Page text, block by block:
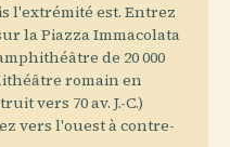
l'extrémité est. Entrez
la Piazza Immacolata
de 20 000
romain en
vers 70 av. J.-C.)
vers l'ouest à contre-